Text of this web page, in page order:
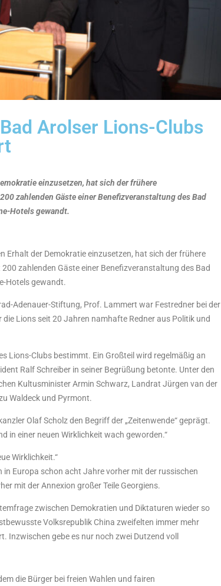
Arolser Lions-Clubs
einzusetzen, hat sich der frühere
zahlenden Gäste einer Benefizveranstaltung des Bad
Hotels gewandt.
Erhalt der Demokratie einzusetzen, hat sich der frühere
zahlenden Gäste einer Benefizveranstaltung des Bad
Hotels gewandt.
Adenauer-Stiftung, Prof. Lammert war Festredner bei der
Lions seit 20 Jahren namhafte Redner aus Politik und
Lions-Clubs bestimmt. Ein Großteil wird regelmäßig an
Ralf Schreiber in seiner Begrüßung betonte. Unter den
Kultusminister Armin Schwarz, Landrat Jürgen van der
Waldeck und Pyrmont.
Olaf Scholz den Begriff der „Zeitenwende“ geprägt.
in einer neuen Wirklichkeit wach geworden.“
Wirklichkeit.“
Europa schon acht Jahre vorher mit der russischen
mit der Annexion großer Teile Georgiens.
zwischen Demokratien und Diktaturen wieder so
Volksrepublik China zweifelten immer mehr
Inzwischen gebe es nur noch zwei Dutzend voll
die Bürger bei freien Wahlen und fairen